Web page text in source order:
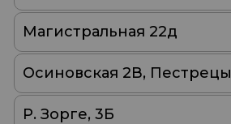
Магистральная 22д
Осиновская 2В, Пестрецы
Р. Зорге, 3Б